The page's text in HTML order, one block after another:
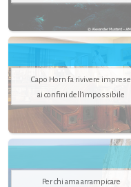
Capo Horn fa rivivere imprese
ai confini dell’impossibile
Per chi ama arrampicare